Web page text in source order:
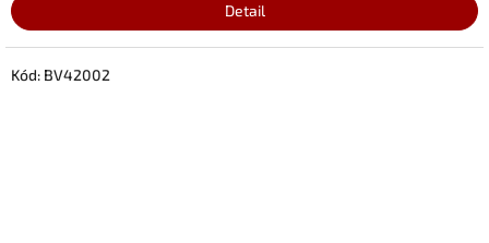
Detail
Kód: BV42002